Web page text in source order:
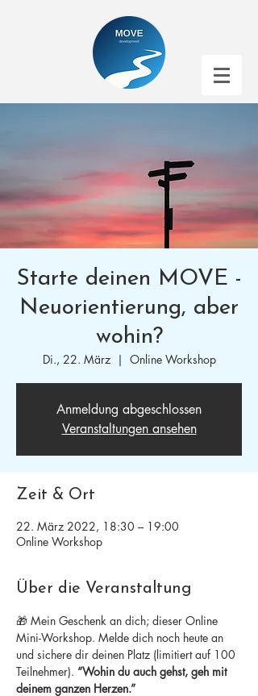
Starte deinen MOVE -
Neuorientierung, aber
wohin?
Di., 22. März
  |
Online Workshop
Anmeldung abgeschlossen
Veranstaltungen ansehen
Zeit & Ort
22. März 2022, 18:30 – 19:00
Online Workshop
Über die Veranstaltung
🎁 Mein Geschenk an dich; dieser Online
Mini-Workshop. Melde dich noch heute an
und sichere dir deinen Platz (limitiert auf 100
Teilnehmer). “Wohin du auch gehst, geh mit
deinem ganzen Herzen.”